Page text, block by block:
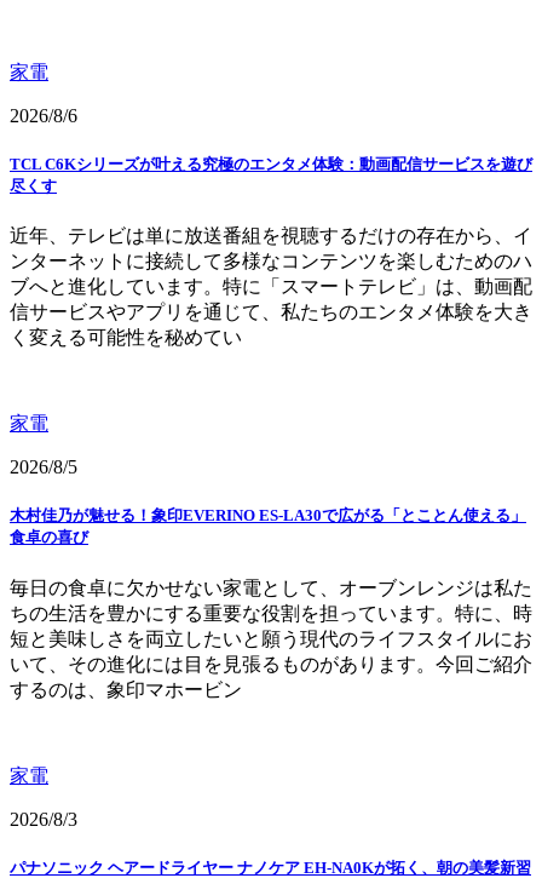
家電
2026/8/6
TCL C6Kシリーズが叶える究極のエンタメ体験：動画配信サービスを遊び
尽くす
近年、テレビは単に放送番組を視聴するだけの存在から、イ
ンターネットに接続して多様なコンテンツを楽しむためのハ
ブへと進化しています。特に「スマートテレビ」は、動画配
信サービスやアプリを通じて、私たちのエンタメ体験を大き
く変える可能性を秘めてい
家電
2026/8/5
木村佳乃が魅せる！象印EVERINO ES-LA30で広がる「とことん使える」
食卓の喜び
毎日の食卓に欠かせない家電として、オーブンレンジは私た
ちの生活を豊かにする重要な役割を担っています。特に、時
短と美味しさを両立したいと願う現代のライフスタイルにお
いて、その進化には目を見張るものがあります。今回ご紹介
するのは、象印マホービン
家電
2026/8/3
パナソニック ヘアードライヤー ナノケア EH-NA0Kが拓く、朝の美髪新習